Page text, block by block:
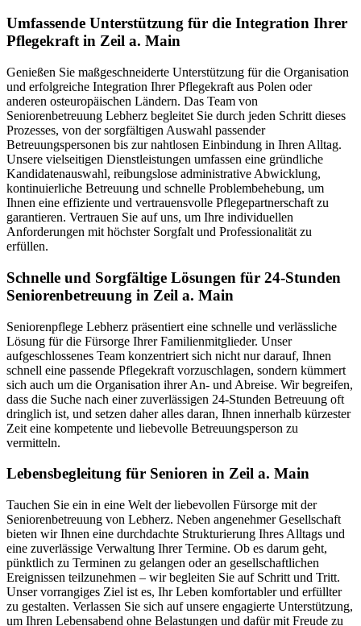
Umfassende Unterstützung für die Integration Ihrer
Pflegekraft in Zeil a. Main
Genießen Sie maßgeschneiderte Unterstützung für die Organisation
und erfolgreiche Integration Ihrer Pflegekraft aus Polen oder
anderen osteuropäischen Ländern. Das Team von
Seniorenbetreuung Lebherz begleitet Sie durch jeden Schritt dieses
Prozesses, von der sorgfältigen Auswahl passender
Betreuungspersonen bis zur nahtlosen Einbindung in Ihren Alltag.
Unsere vielseitigen Dienstleistungen umfassen eine gründliche
Kandidatenauswahl, reibungslose administrative Abwicklung,
kontinuierliche Betreuung und schnelle Problembehebung, um
Ihnen eine effiziente und vertrauensvolle Pflegepartnerschaft zu
garantieren. Vertrauen Sie auf uns, um Ihre individuellen
Anforderungen mit höchster Sorgfalt und Professionalität zu
erfüllen.
Schnelle und Sorgfältige Lösungen für 24-Stunden
Seniorenbetreuung in Zeil a. Main
Seniorenpflege Lebherz präsentiert eine schnelle und verlässliche
Lösung für die Fürsorge Ihrer Familienmitglieder. Unser
aufgeschlossenes Team konzentriert sich nicht nur darauf, Ihnen
schnell eine passende Pflegekraft vorzuschlagen, sondern kümmert
sich auch um die Organisation ihrer An- und Abreise. Wir begreifen,
dass die Suche nach einer zuverlässigen 24-Stunden Betreuung oft
dringlich ist, und setzen daher alles daran, Ihnen innerhalb kürzester
Zeit eine kompetente und liebevolle Betreuungsperson zu
vermitteln.
Lebensbegleitung für Senioren in Zeil a. Main
Tauchen Sie ein in eine Welt der liebevollen Fürsorge mit der
Seniorenbetreuung von Lebherz. Neben angenehmer Gesellschaft
bieten wir Ihnen eine durchdachte Strukturierung Ihres Alltags und
eine zuverlässige Verwaltung Ihrer Termine. Ob es darum geht,
pünktlich zu Terminen zu gelangen oder an gesellschaftlichen
Ereignissen teilzunehmen – wir begleiten Sie auf Schritt und Tritt.
Unser vorrangiges Ziel ist es, Ihr Leben komfortabler und erfüllter
zu gestalten. Verlassen Sie sich auf unsere engagierte Unterstützung,
um Ihren Lebensabend ohne Belastungen und dafür mit Freude zu